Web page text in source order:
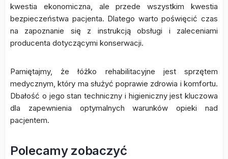
kwestia ekonomiczna, ale przede wszystkim kwestia
bezpieczeństwa pacjenta. Dlatego warto poświęcić czas
na zapoznanie się z instrukcją obsługi i zaleceniami
producenta dotyczącymi konserwacji.
Pamiętajmy, że łóżko rehabilitacyjne jest sprzętem
medycznym, który ma służyć poprawie zdrowia i komfortu.
Dbałość o jego stan techniczny i higieniczny jest kluczowa
dla zapewnienia optymalnych warunków opieki nad
pacjentem.
Polecamy zobaczyć